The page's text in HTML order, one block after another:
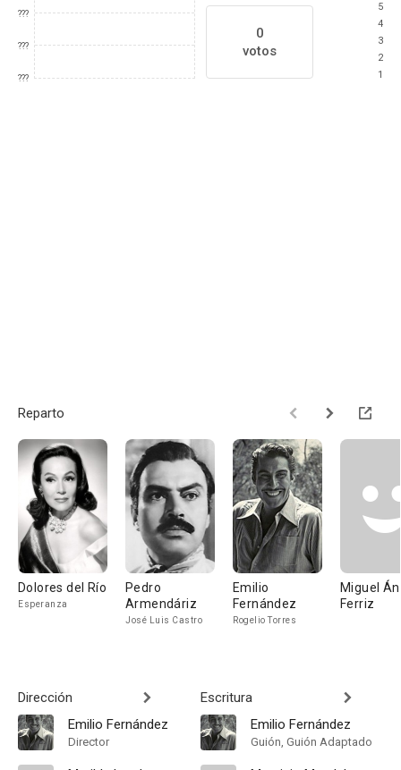
???
???
???
0
votos
5
4
3
2
1
Reparto
Dolores del Río
Esperanza
Pedro
Armendáriz
José Luis Castro
Emilio
Fernández
Rogelio Torres
Miguel
Ferriz
Dirección
Emilio Fernández
Director
Escritura
Emilio Fernández
Guión, Guión Adaptado